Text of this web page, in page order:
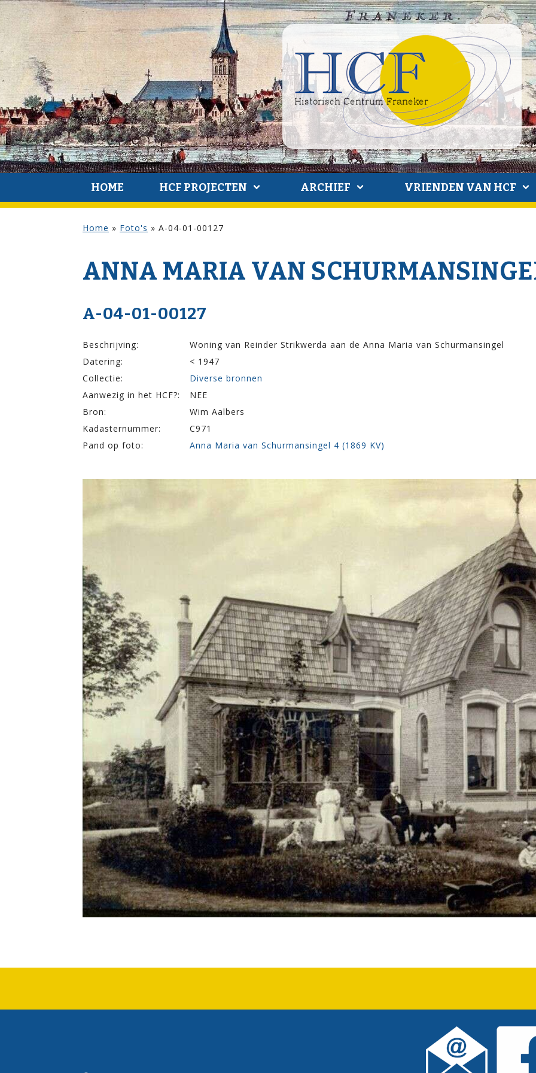
HOME HCF PROJECTEN ARCHIEF VRIENDEN VAN HCF
Home » Foto's » A-04-01-00127
ANNA MARIA VAN
A-04-01-00127
Beschrijving:
Woning van Reinder Strikwerda aan de Anna Maria van Schurmansingel
Datering:
< 1947
Collectie:
Diverse bronnen
Aanwezig in het HCF?:
NEE
Bron:
Wim Aalbers
Kadasternummer:
C971
Pand op foto:
Anna Maria van Schurmansingel 4 (1869 KV)